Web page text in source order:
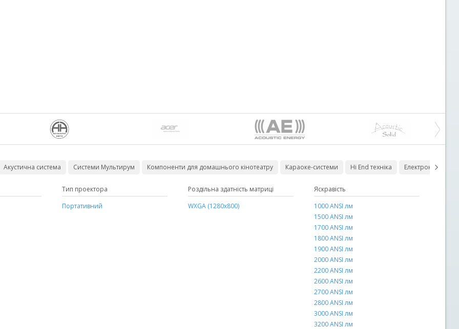
Акустична система Системи Мультирум Компоненти для домашнього кінотеатру Караоке-системи Hi End техніка Електроніка для
Тип проектора
Портативний
Роздільна здатність матриці
WXGA (1280х800)
Яскравість
1000 ANSI лм
1500 ANSI лм
1700 ANSI лм
1800 ANSI лм
1900 ANSI лм
2000 ANSI лм
2200 ANSI лм
2600 ANSI лм
2700 ANSI лм
2800 ANSI лм
3000 ANSI лм
3200 ANSI лм
Колір колонок
білий
Озвучувана площа
до 20 м²
Тип колонок
корпусні
вбудовані
Длина
3 м
Сечение
2 х 1,0 мм2